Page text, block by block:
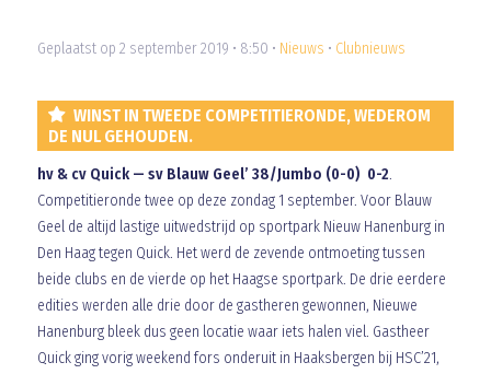
Geplaatst op 2 september 2019 • 8:50 • Nieuws • Clubnieuws
WINST IN TWEEDE COMPETITIERONDE, WEDEROM
DE NUL GEHOUDEN.
hv & cv Quick — sv Blauw Geel’ 38/Jumbo (0-0) 0-2.
Competitieronde twee op deze zondag 1 september. Voor Blauw
Geel de altijd lastige uitwedstrijd op sportpark Nieuw Hanenburg in
Den Haag tegen Quick. Het werd de zevende ontmoeting tussen
beide clubs en de vierde op het Haagse sportpark. De drie eerdere
edities werden alle drie door de gastheren gewonnen, Nieuwe
Hanenburg bleek dus geen locatie waar iets halen viel. Gastheer
Quick ging vorig weekend fors onderuit in Haaksbergen bij HSC’21,